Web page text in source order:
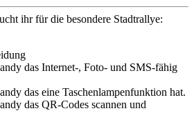
ihr für die besondere Stadtrallye:
das Internet-, Foto- und SMS-fähig
das eine Taschenlampenfunktion hat.
das QR-Codes scannen und